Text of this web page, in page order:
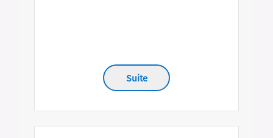
Suite